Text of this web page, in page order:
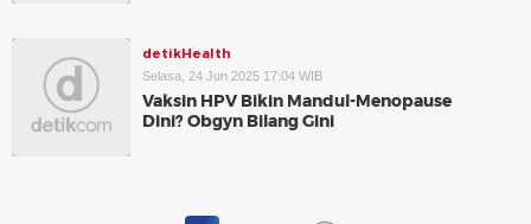
detikHealth
Selasa, 24 Jun 2025 17:04 WIB
Vaksin HPV Bikin Mandul-Menopause
Dini? Obgyn Bilang Gini